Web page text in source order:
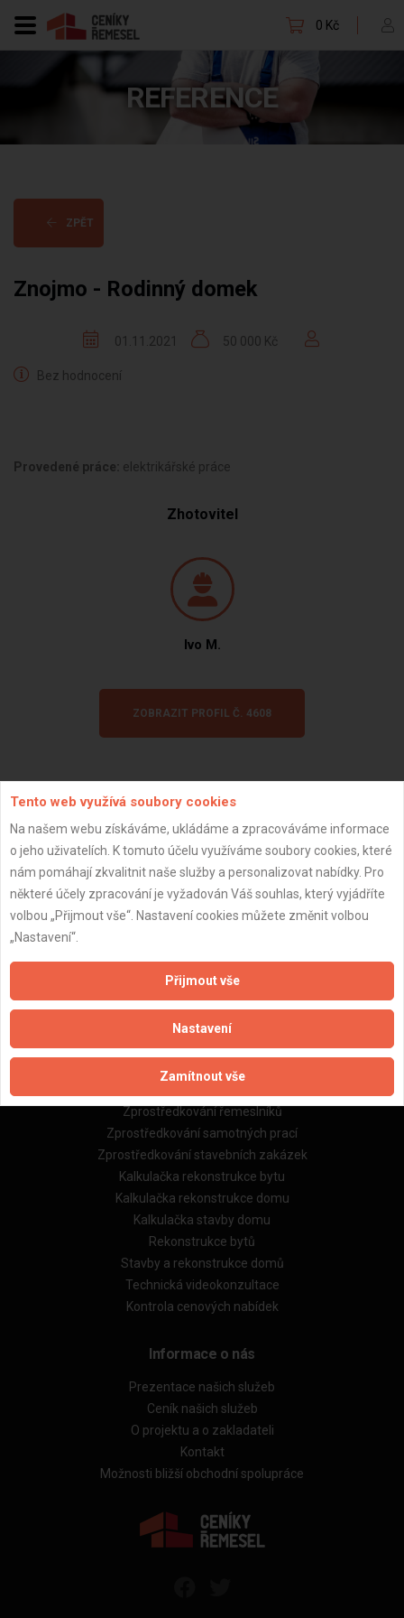
0 Kč
REFERENCE
ZPĚT
Znojmo - Rodinný domek
01.11.2021 50 000 Kč
Bez hodnocení
Provedené práce: elektrikářské práce
Zhotovitel
Ivo M.
ZOBRAZIT PROFIL Č. 4608
Důležité informace
Naše firmy a řemeslníci
Zpracování a ochrana osobních údajů
Zásady pro používání souborů cookie
Obchodní podmínky (rozpočtování)
Reference
Naše excelové tabulky online
Naše služby
Zprostředkování řemeslníků
Zprostředkování samotných prací
Zprostředkování stavebních zakázek
Kalkulačka rekonstrukce bytu
Kalkulačka rekonstrukce domu
Kalkulačka stavby domu
Rekonstrukce bytů
Stavby a rekonstrukce domů
Technická videokonzultace
Kontrola cenových nabídek
Informace o nás
Prezentace našich služeb
Ceník našich služeb
O projektu a o zakladateli
Kontakt
Možnosti bližší obchodní spolupráce
Tento web využívá soubory cookies
Na našem webu získáváme, ukládáme a zpracováváme informace
o jeho uživatelích. K tomuto účelu využíváme soubory cookies, které
nám pomáhají zkvalitnit naše služby a personalizovat nabídky. Pro
některé účely zpracování je vyžadován Váš souhlas, který vyjádříte
volbou „Přijmout vše“. Nastavení cookies můžete změnit volbou
„Nastavení“.
Přijmout vše
Nastavení
Zamítnout vše